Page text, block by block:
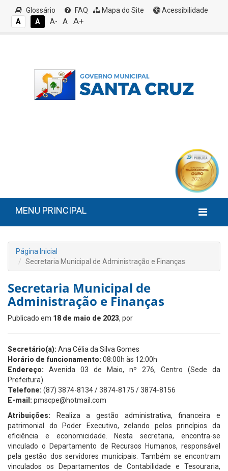
Glossário FAQ Mapa do Site
Acessibilidade
A
A A- A A+
MENU PRINCIPAL
Página Inicial
Secretaria Municipal de Administração e Finanças
Secretaria Municipal de
Administração e Finanças
Publicado em 18 de maio de 2023, por
Secretário(a): Ana Célia da Silva Gomes
Horário de funcionamento: 08:00h às 12:00h
Endereço: Avenida 03 de Maio, nº 276, Centro (Sede da
Prefeitura)
Telefone: (87) 3874-8134 / 3874-8175 / 3874-8156
E-mail: pmscpe@hotmail.com
Atribuições:
Realiza a gestão administrativa, financeira e
patrimonial do Poder Executivo, zelando pelos princípios da
eficiência e economicidade. Nesta secretaria, encontra-se
vinculado o Departamento de Recursos Humanos, responsável
pela gestão dos servidores municipais. Também se encontram
vinculados os Departamentos de Contabilidade e Tesouraria,